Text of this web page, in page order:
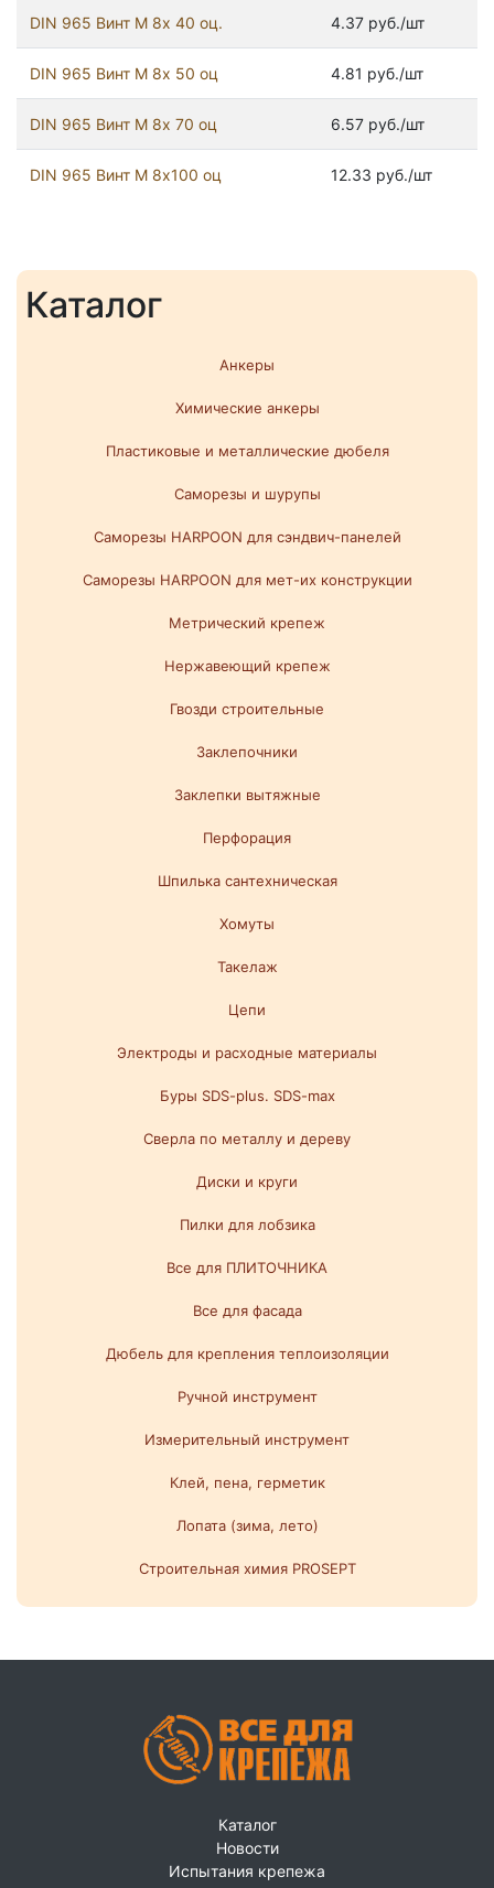
Каталог
Анкеры
Химические анкеры
Пластиковые и металлические дюбеля
Саморезы и шурупы
Саморезы HARPOON для сэндвич-панелей
Саморезы HARPOON для мет-их конструкции
Метрический крепеж
Нержавеющий крепеж
Гвозди строительные
Заклепочники
Заклепки вытяжные
Перфорация
Шпилька сантехническая
Хомуты
Такелаж
Цепи
Электроды и расходные материалы
Буры SDS-plus. SDS-max
Сверла по металлу и дереву
Диски и круги
Пилки для лобзика
Все для ПЛИТОЧНИКА
Все для фасада
Дюбель для крепления теплоизоляции
Ручной инструмент
Измерительный инструмент
Клей, пена, герметик
Лопата (зима, лето)
Строительная химия PROSEPT
DIN 965 Винт М 8х 40 оц. 4.37 руб./шт
DIN 965 Винт М 8х 50 оц 4.81 руб./шт
DIN 965 Винт М 8х 70 оц 6.57 руб./шт
DIN 965 Винт М 8х100 оц 12.33 руб./шт
Каталог
Новости
Испытания крепежа